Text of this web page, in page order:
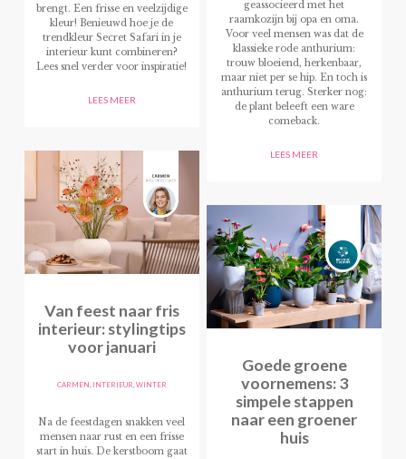
brengt. Een frisse en veelzijdige
kleur! Benieuwd hoe je de
trendkleur Secret Safari in je
interieur kunt combineren?
Lees snel verder voor inspiratie!
LEES MEER
Van feest naar fris
interieur: stylingtips
voor januari
CARMEN INTERIEUR WINTER
Na de feestdagen snakken veel
mensen naar rust en een frisse
start in huis. De kerstboom gaat
geassocieerd met het
raamkozijn bij opa en oma.
Voor veel mensen was dat de
klassieke rode anthurium:
trouw bloeiend, herkenbaar,
maar niet per se hip. En toch is
anthurium terug. Sterker nog:
de plant beleeft een ware
comeback.
LEES MEER
Goede groene
voornemens: 3
simpele stappen
naar een groener
huis